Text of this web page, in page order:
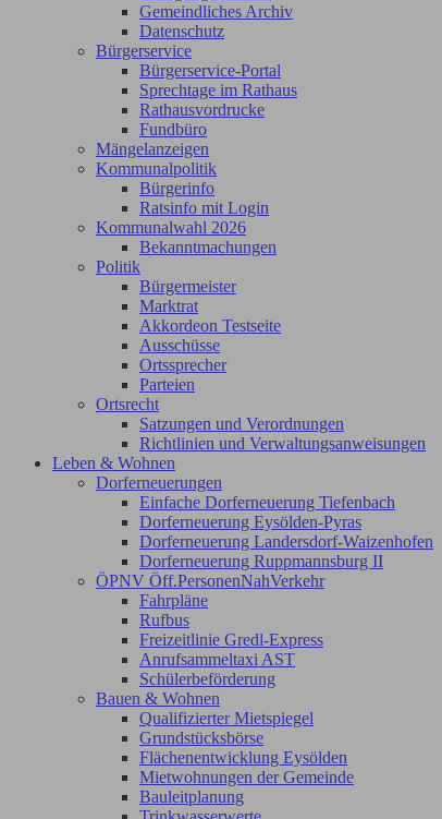
Gemeindliches Archiv
Datenschutz
Bürgerservice
Bürgerservice-Portal
Sprechtage im Rathaus
Rathausvordrucke
Fundbüro
Mängelanzeigen
Kommunalpolitik
Bürgerinfo
Ratsinfo mit Login
Kommunalwahl 2026
Bekanntmachungen
Politik
Bürgermeister
Marktrat
Akkordeon Testseite
Ausschüsse
Ortssprecher
Parteien
Ortsrecht
Satzungen und Verordnungen
Richtlinien und Verwaltungsanweisungen
Leben & Wohnen
Dorferneuerungen
Einfache Dorferneuerung Tiefenbach
Dorferneuerung Eysölden-Pyras
Dorferneuerung Landersdorf-Waizenhofen
Dorferneuerung Ruppmannsburg II
ÖPNV Öff.PersonenNahVerkehr
Fahrpläne
Rufbus
Freizeitlinie Gredl-Express
Anrufsammeltaxi AST
Schülerbeförderung
Bauen & Wohnen
Qualifizierter Mietspiegel
Grundstücksbörse
Flächenentwicklung Eysölden
Mietwohnungen der Gemeinde
Bauleitplanung